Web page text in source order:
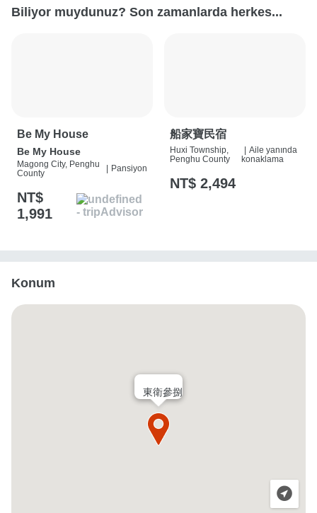
Biliyor muydunuz? Son zamanlarda herkes...
Be My House
Be My House
Magong City, Penghu
County
Pansiyon
NT$
1,991
船家寶民宿
Huxi Township,
Penghu County
| Aile yanında
konaklama
NT$ 2,494
Konum
東衛參捌